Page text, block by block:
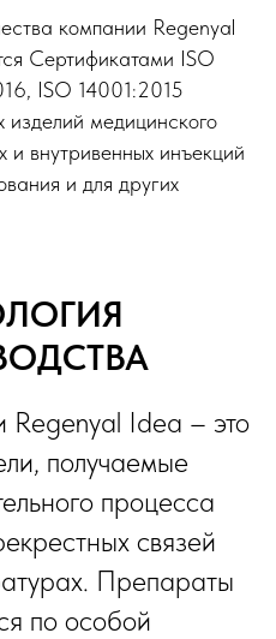
компании Regenyal
Сертификатами ISO
ISO 14001:2015
изделий медицинского
и внутривенных инъекций
и для других
Idea – это
получаемые
процесса
связей
Препараты
по особой